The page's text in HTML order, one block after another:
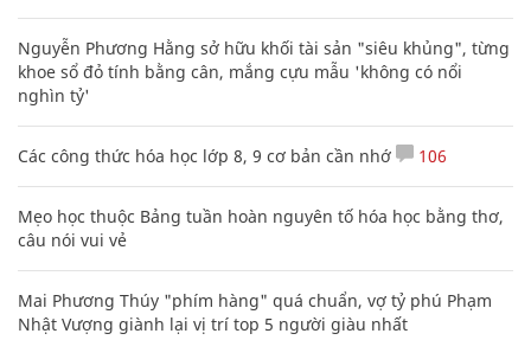
Nguyễn Phương Hằng sở hữu khối tài sản "siêu khủng", từng
khoe sổ đỏ tính bằng cân, mắng cựu mẫu 'không có nổi
nghìn tỷ'
Các công thức hóa học lớp 8, 9 cơ bản cần nhớ 106
Mẹo học thuộc Bảng tuần hoàn nguyên tố hóa học bằng thơ,
câu nói vui vẻ
Mai Phương Thúy "phím hàng" quá chuẩn, vợ tỷ phú Phạm
Nhật Vượng giành lại vị trí top 5 người giàu nhất